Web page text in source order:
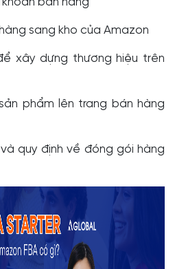
sang kho của Amazon
xây dựng thương hiệu trên
phẩm lên trang bán hàng
quy định về đóng gói hàng